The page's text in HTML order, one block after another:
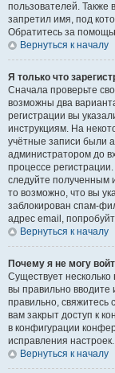
пользователей. Также
запретил имя, под
Обратитесь за
Вернуться к началу
Я только что
Сначала проверьте
возможны два
регистрации вы
инструкциям. На
учётные записи были
администратором до
процессе
следуйте полученным
то возможно, что вы
заблокирован спам-
адрес email,
Вернуться к началу
Почему я не могу
Существует
вы правильно
правильно, свяжитесь
вам закрыт доступ к
в конфигурации
исправления настроек.
Вернуться к началу